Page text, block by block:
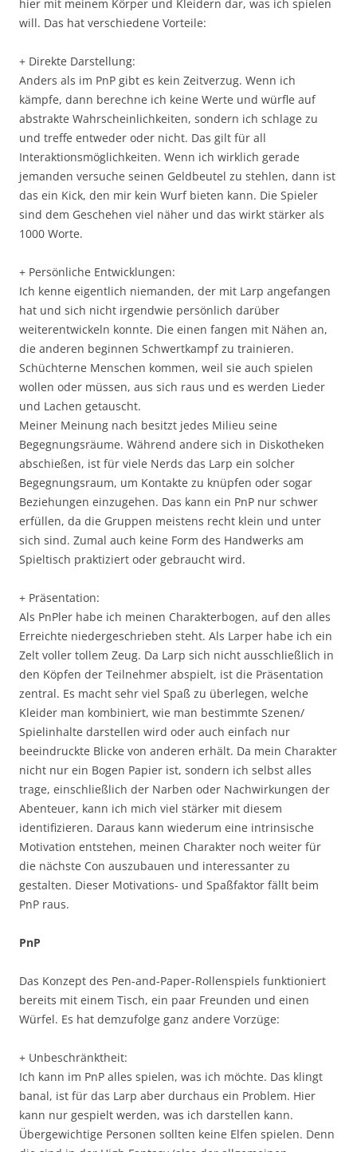
hier mit meinem Körper und Kleidern dar, was ich spielen
will. Das hat verschiedene Vorteile:
+ Direkte Darstellung:
Anders als im PnP gibt es kein Zeitverzug. Wenn ich
kämpfe, dann berechne ich keine Werte und würfle auf
abstrakte Wahrscheinlichkeiten, sondern ich schlage zu
und treffe entweder oder nicht. Das gilt für all
Interaktionsmöglichkeiten. Wenn ich wirklich gerade
jemanden versuche seinen Geldbeutel zu stehlen, dann ist
das ein Kick, den mir kein Wurf bieten kann. Die Spieler
sind dem Geschehen viel näher und das wirkt stärker als
1000 Worte.
+ Persönliche Entwicklungen:
Ich kenne eigentlich niemanden, der mit Larp angefangen
hat und sich nicht irgendwie persönlich darüber
weiterentwickeln konnte. Die einen fangen mit Nähen an,
die anderen beginnen Schwertkampf zu trainieren.
Schüchterne Menschen kommen, weil sie auch spielen
wollen oder müssen, aus sich raus und es werden Lieder
und Lachen getauscht.
Meiner Meinung nach besitzt jedes Milieu seine
Begegnungsräume. Während andere sich in Diskotheken
abschießen, ist für viele Nerds das Larp ein solcher
Begegnungsraum, um Kontakte zu knüpfen oder sogar
Beziehungen einzugehen. Das kann ein PnP nur schwer
erfüllen, da die Gruppen meistens recht klein und unter
sich sind. Zumal auch keine Form des Handwerks am
Spieltisch praktiziert oder gebraucht wird.
+ Präsentation:
Als PnPler habe ich meinen Charakterbogen, auf den alles
Erreichte niedergeschrieben steht. Als Larper habe ich ein
Zelt voller tollem Zeug. Da Larp sich nicht ausschließlich in
den Köpfen der Teilnehmer abspielt, ist die Präsentation
zentral. Es macht sehr viel Spaß zu überlegen, welche
Kleider man kombiniert, wie man bestimmte Szenen/
Spielinhalte darstellen wird oder auch einfach nur
beeindruckte Blicke von anderen erhält. Da mein Charakter
nicht nur ein Bogen Papier ist, sondern ich selbst alles
trage, einschließlich der Narben oder Nachwirkungen der
Abenteuer, kann ich mich viel stärker mit diesem
identifizieren. Daraus kann wiederum eine intrinsische
Motivation entstehen, meinen Charakter noch weiter für
die nächste Con auszubauen und interessanter zu
gestalten. Dieser Motivations- und Spaßfaktor fällt beim
PnP raus.
PnP
Das Konzept des Pen-and-Paper-Rollenspiels funktioniert
bereits mit einem Tisch, ein paar Freunden und einen
Würfel. Es hat demzufolge ganz andere Vorzüge:
+ Unbeschränktheit:
Ich kann im PnP alles spielen, was ich möchte. Das klingt
banal, ist für das Larp aber durchaus ein Problem. Hier
kann nur gespielt werden, was ich darstellen kann.
Übergewichtige Personen sollten keine Elfen spielen. Denn